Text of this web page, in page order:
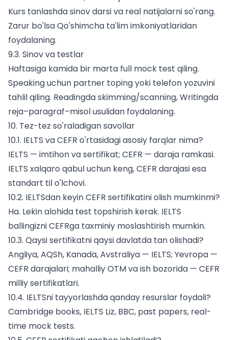
Kurs tanlashda sinov darsi va real natijalarni so'rang.
Zarur bo'lsa Qo'shimcha ta'lim imkoniyatlaridan
foydalaning.
9.3. Sinov va testlar
Haftasiga kamida bir marta full mock test qiling.
Speaking uchun partner toping yoki telefon yozuvini
tahlil qiling. Readingda skimming/scanning, Writingda
reja–paragraf–misol usulidan foydalaning.
10. Tez-tez so'raladigan savollar
10.1. IELTS va CEFR o'rtasidagi asosiy farqlar nima?
IELTS — imtihon va sertifikat; CEFR — daraja ramkasi.
IELTS xalqaro qabul uchun keng, CEFR darajasi esa
standart til o'lchovi.
10.2. IELTSdan keyin CEFR sertifikatini olish mumkinmi?
Ha. Lekin alohida test topshirish kerak. IELTS
ballingizni CEFRga taxminiy moslashtirish mumkin.
10.3. Qaysi sertifikatni qaysi davlatda tan olishadi?
Angliya, AQSh, Kanada, Avstraliya — IELTS; Yevropa —
CEFR darajalari; mahalliy OTM va ish bozorida — CEFR
milliy sertifikatlari.
10.4. IELTSni tayyorlashda qanday resurslar foydali?
Cambridge books, IELTS Liz, BBC, past papers, real-
time mock tests.